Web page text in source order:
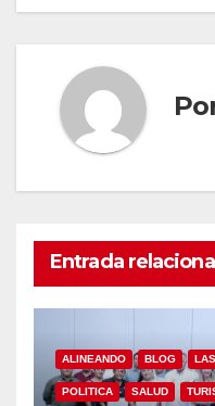
Entrada
ALINEANDO BLOG
POLITICA SALUD